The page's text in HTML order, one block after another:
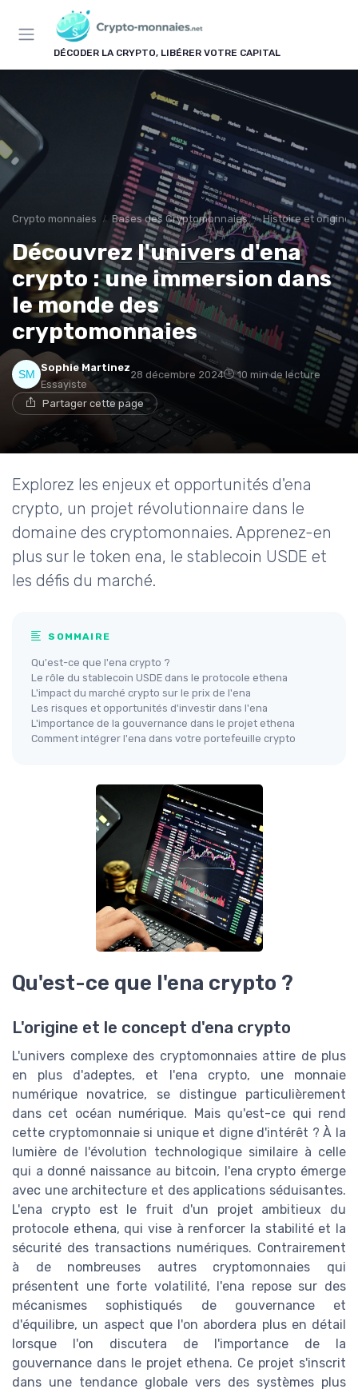
DÉCODER LA CRYPTO, LIBÉRER VOTRE CAPITAL
Crypto monnaies Bases des Cryptomonnaies Histoire et
Découvrez l'univers d'ena
crypto : une immersion dans
le monde des
cryptomonnaies
Sophie Martinez
Essayiste
28 décembre 2024 10 min de lecture
Partager cette page
Explorez les enjeux et opportunités d'ena
crypto, un projet révolutionnaire dans le
domaine des cryptomonnaies. Apprenez-en
plus sur le token ena, le stablecoin USDE et
les défis du marché.
SOMMAIRE
Qu'est-ce que l'ena crypto ?
Le rôle du stablecoin USDE dans le protocole ethena
L'impact du marché crypto sur le prix de l'ena
Les risques et opportunités d'investir dans l'ena
L'importance de la gouvernance dans le projet ethena
Comment intégrer l'ena dans votre portefeuille crypto
Qu'est-ce que l'ena crypto ?
L'origine et le concept d'ena crypto
L'univers complexe des cryptomonnaies attire de plus
en plus d'adeptes, et l'ena crypto, une monnaie
numérique novatrice, se distingue particulièrement
dans cet océan numérique. Mais qu'est-ce qui rend
cette cryptomonnaie si unique et digne d'intérêt ? À la
lumière de l'évolution technologique similaire à celle
qui a donné naissance au bitcoin, l'ena crypto émerge
avec une architecture et des applications séduisantes.
L'ena crypto est le fruit d'un projet ambitieux du
protocole ethena, qui vise à renforcer la stabilité et la
sécurité des transactions numériques. Contrairement
à de nombreuses autres cryptomonnaies qui
présentent une forte volatilité, l'ena repose sur des
mécanismes sophistiqués de gouvernance et
d'équilibre, un aspect que l'on abordera plus en détail
lorsque l'on discutera de l'importance de la
gouvernance dans le projet ethena. Ce projet s'inscrit
dans une tendance globale vers des systèmes plus
Panneau de gestion des cookies